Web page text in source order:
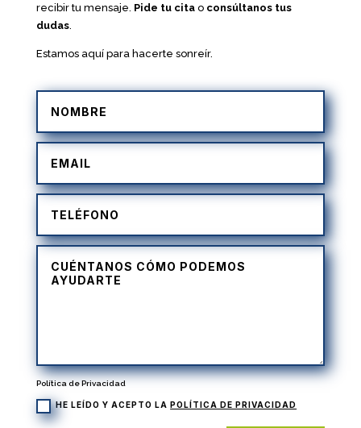
recibir tu mensaje. Pide tu citao consúltanos tus
dudas.
Estamos aquí para hacerte sonreír.
Política de Privacidad
HE LEÍDO Y ACEPTO LA POLÍTICA DE PRIVACIDAD